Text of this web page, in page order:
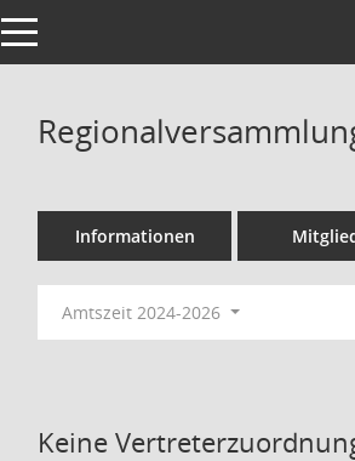
Toggle navigation
Informationen
Amtszeit 2024-2026
Keine